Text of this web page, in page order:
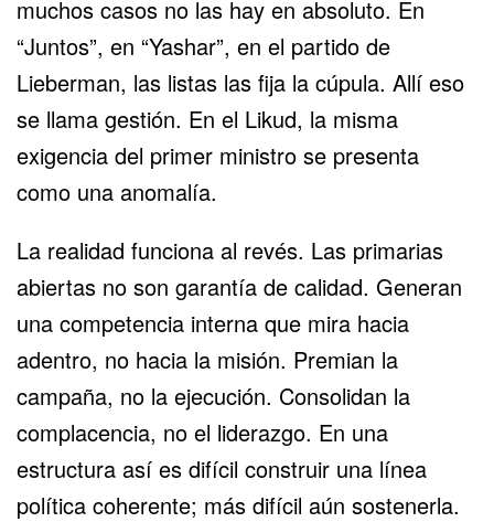
muchos casos no las hay en absoluto. En
“Juntos”, en “Yashar”, en el partido de
Lieberman, las listas las fija la cúpula. Allí eso
se llama gestión. En el Likud, la misma
exigencia del primer ministro se presenta
como una anomalía.
La realidad funciona al revés. Las primarias
abiertas no son garantía de calidad. Generan
una competencia interna que mira hacia
adentro, no hacia la misión. Premian la
campaña, no la ejecución. Consolidan la
complacencia, no el liderazgo. En una
estructura así es difícil construir una línea
política coherente; más difícil aún sostenerla.